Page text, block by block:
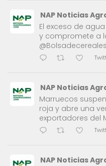
NAP Noticias
El exceso de
y compromete a
NAP Noticias
Marruecos
roja y abre una
exportadores del
NAP Noticias